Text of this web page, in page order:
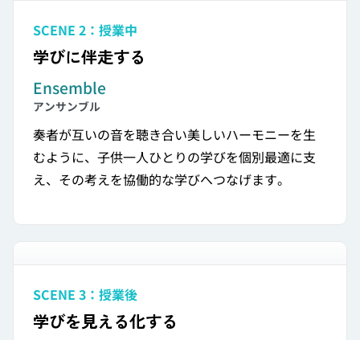
SCENE 2：授業中
学びに伴走する
Ensemble
アンサンブル
奏者が互いの音を聴き合い美しいハーモニーを生
むように、子供一人ひとりの学びを個別最適に支
え、その考えを協働的な学びへつなげます。
SCENE 3：授業後
学びを見える化する